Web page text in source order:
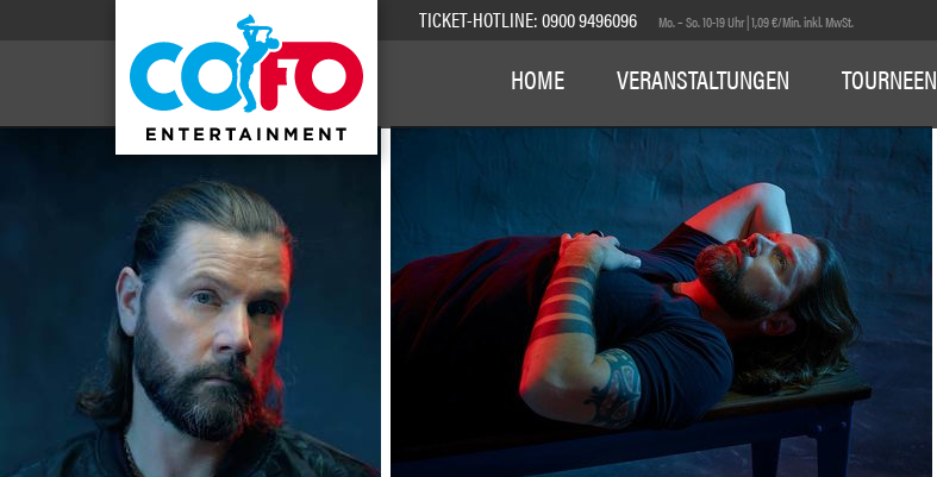
TICKET-HOTLINE:0900 9496096 Mo. – So. 10-19 Uhr | 1,09 €/Min. inkl. MwSt.
HOME VERANSTALTUNGEN TOURNEEN
5